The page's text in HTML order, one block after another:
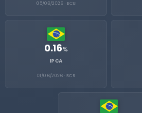
05/08/2026 · BCB
0.16%
IPCA
01/06/2026 · BCB